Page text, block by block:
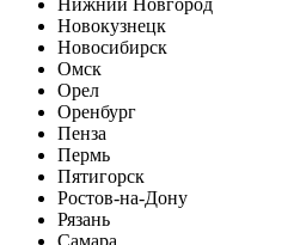
Новокузнецк
Новосибирск
Омск
Орел
Оренбург
Пенза
Пермь
Пятигорск
Ростов-на-Дону
Рязань
Самара